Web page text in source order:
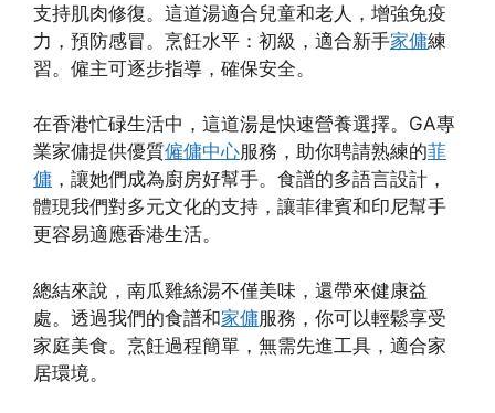
支持肌肉修復。這道湯適合兒童和老人，增強免疫
力，預防感冒。烹飪水平：初級，適合新手家傭練
習。僱主可逐步指導，確保安全。
在香港忙碌生活中，這道湯是快速營養選擇。GA專
業家傭提供優質僱傭中心服務，助你聘請熟練的菲
傭 ，讓她們成為廚房好幫手。食譜的多語言設計，
體現我們對多元文化的支持，讓菲律賓和印尼幫手
更容易適應香港生活。
總結來說，南瓜雞絲湯不僅美味，還帶來健康益
處。透過我們的食譜和家傭服務，你可以輕鬆享受
家庭美食。烹飪過程簡單，無需先進工具，適合家
居環境。